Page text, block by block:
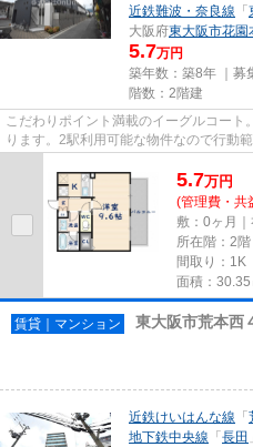
近鉄難波・奈良線 「
大阪府東大阪市花園
5.7万円
築年数：築8年 ｜募
階数：2階建
こだわりポイント満載のイーグルコー
ります。2駅利用可能な物件なので行動
がある物件です。できるだけ早...
5.7万円
(管理費・共
敷：0ヶ月
所在階：2階
間取り：1K
面積：30.35
賃貸｜マンション 東大阪市荒本西
近鉄けいはんな線 「
地下鉄中央線 「長田